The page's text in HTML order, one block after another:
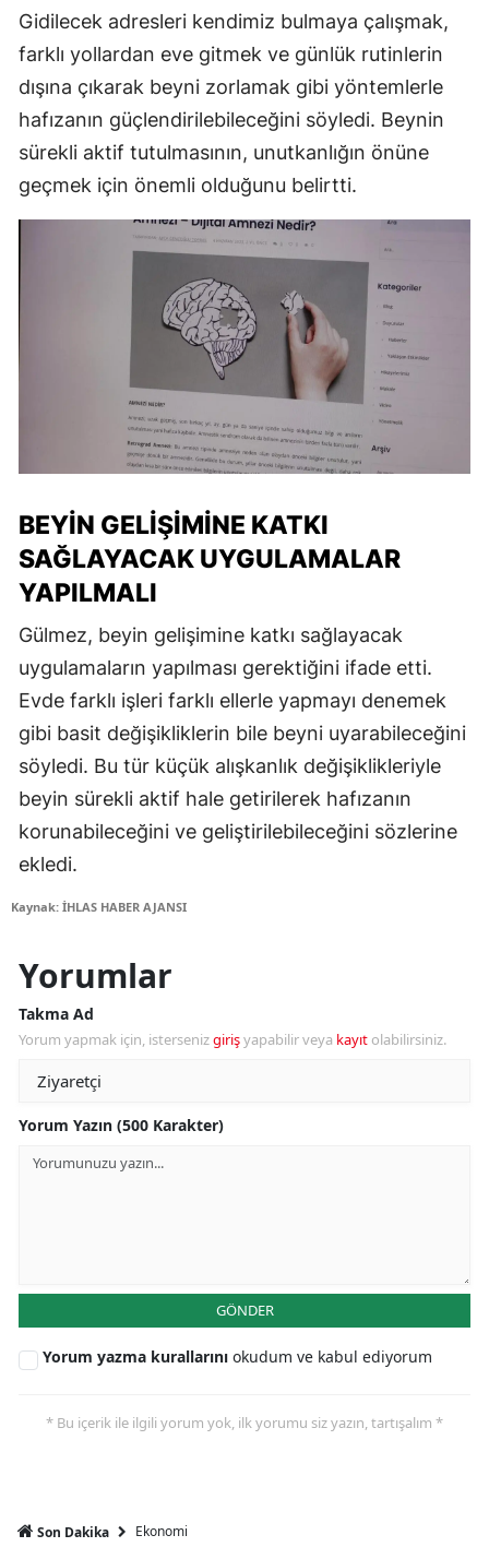
Gidilecek adresleri kendimiz bulmaya çalışmak,
farklı yollardan eve gitmek ve günlük rutinlerin
dışına çıkarak beyni zorlamak gibi yöntemlerle
hafızanın güçlendirilebileceğini söyledi. Beynin
sürekli aktif tutulmasının, unutkanlığın önüne
geçmek için önemli olduğunu belirtti.
BEYIN GELIŞIMINE KATKI
SAĞLAYACAK UYGULAMALAR
YAPILMALI
Gülmez, beyin gelişimine katkı sağlayacak
uygulamaların yapılması gerektiğini ifade etti.
Evde farklı işleri farklı ellerle yapmayı denemek
gibi basit değişikliklerin bile beyni uyarabileceğini
söyledi. Bu tür küçük alışkanlık değişiklikleriyle
beyin sürekli aktif hale getirilerek hafızanın
korunabileceğini ve geliştirilebileceğini sözlerine
ekledi.
Kaynak: İHLAS HABER AJANSI
Yorumlar
Takma Ad
Yorum yapmak için, istersenizgirişyapabilir veya kayıt olabilirsiniz.
Yorum Yazın (500 Karakter)
GÖNDER
Yorum yazma kurallarını okudum ve kabul ediyorum
* Bu içerik ile ilgili yorum yok, ilk yorumu siz yazın, tartışalım *
Son Dakika Ekonomi